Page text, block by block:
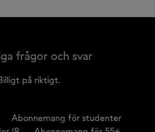
på riktigt.
Abonnemang för studenter